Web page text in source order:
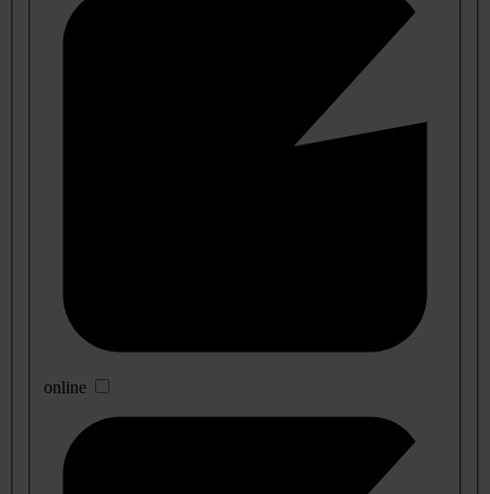
online